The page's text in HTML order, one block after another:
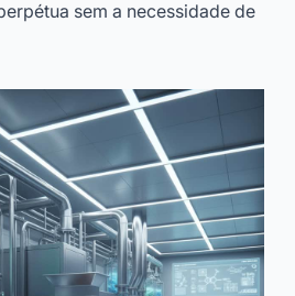
sem a necessidade de